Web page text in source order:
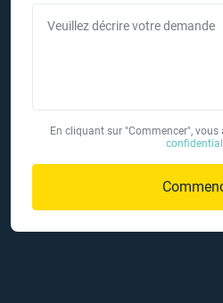
Veuillez décrire votre demande
En cliquant sur "Commencer", vous